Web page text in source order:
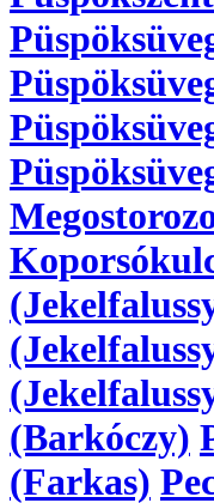
(Barkóczy)
(Farkas)